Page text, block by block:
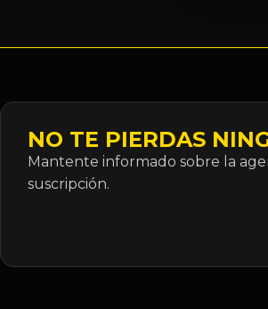
NO TE PIERDAS
Mantente informado sobre la
suscripción.